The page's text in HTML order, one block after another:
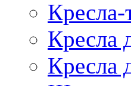
Кресла
Кресла